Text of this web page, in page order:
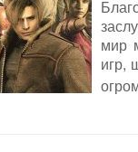
мир
игр,